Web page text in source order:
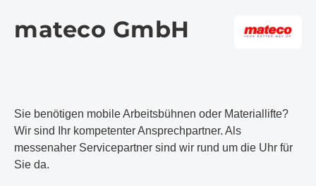
mateco GmbH
Sie benötigen mobile Arbeitsbühnen oder Materiallifte?
Wir sind Ihr kompetenter Ansprechpartner. Als
messenaher Servicepartner sind wir rund um die Uhr für
Sie da.